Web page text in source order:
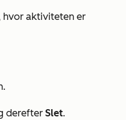
hvor aktiviteten er
derefter Slet.